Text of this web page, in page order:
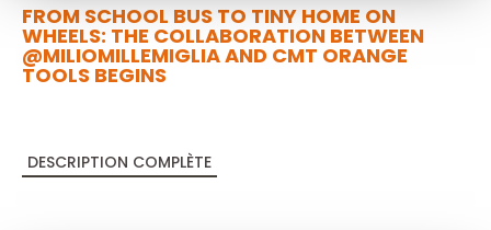
FROM SCHOOL BUS TO TINY HOME ON
WHEELS: THE COLLABORATION BETWEEN
@MILIOMILLEMIGLIA AND CMT ORANGE
TOOLS BEGINS
DESCRIPTION COMPLÈTE